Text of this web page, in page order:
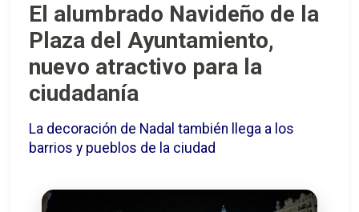
El alumbrado Navideño de la
Plaza del Ayuntamiento,
nuevo atractivo para la
ciudadanía
La decoración de Nadal también llega a los
barrios y pueblos de la ciudad